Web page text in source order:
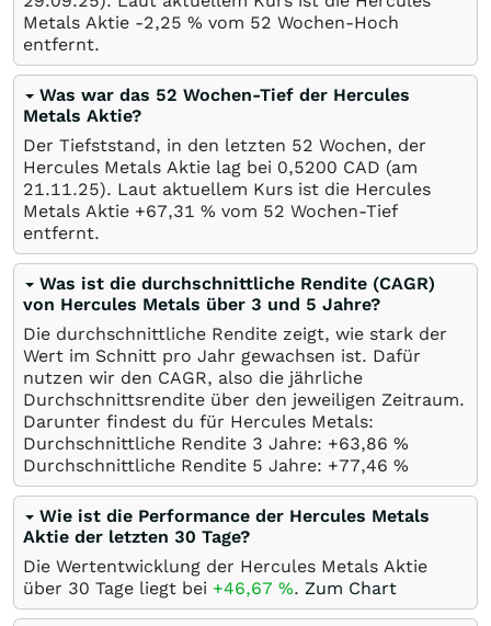
Metals Aktie -2,25 % vom 52 Wochen-Hoch
entfernt.
Was war das 52 Wochen-Tief der Hercules
Metals Aktie?
Der Tiefststand, in den letzten 52 Wochen, der
Hercules Metals Aktie lag bei 0,5200 CAD (am
21.11.25). Laut aktuellem Kurs ist die Hercules
Metals Aktie +67,31 % vom 52 Wochen-Tief
entfernt.
Was ist die durchschnittliche Rendite (CAGR)
von Hercules Metals über 3 und 5 Jahre?
Die durchschnittliche Rendite zeigt, wie stark der
Wert im Schnitt pro Jahr gewachsen ist. Dafür
nutzen wir den CAGR, also die jährliche
Durchschnittsrendite über den jeweiligen Zeitraum.
Darunter findest du für Hercules Metals:
Durchschnittliche Rendite 3 Jahre: +63,86 %
Durchschnittliche Rendite 5 Jahre: +77,46 %
Wie ist die Performance der Hercules Metals
Aktie der letzten 30 Tage?
Die Wertentwicklung der Hercules Metals Aktie
über 30 Tage liegt bei +46,67 %. Zum Chart